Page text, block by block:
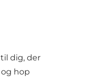
dig, der
hop